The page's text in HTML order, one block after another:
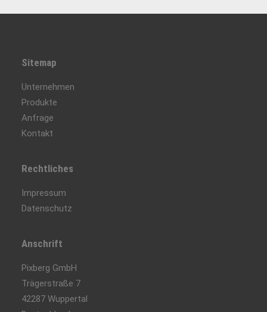
Sitemap
Unternehmen
Produkte
Anfrage
Kontakt
Rechtliches
Impressum
Datenschutz
Anschrift
Pixberg GmbH
Trägerstraße 7
42287 Wuppertal